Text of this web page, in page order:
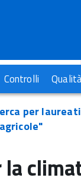
Controlli
per